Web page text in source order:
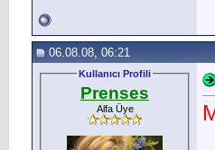
06.08.08, 06:21
Kullanıcı Profili
Prenses
Alfa Üye